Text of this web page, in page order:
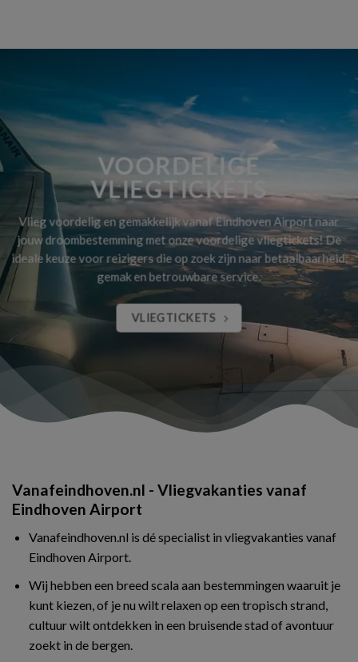
VOORDELIGE
VLIEGTICKETS
Vlieg voordelig en gemakkelijk vanaf Eindhoven Airport naar
jouw droombestemming met onze voordelige vliegtickets! De
ideale keuze voor reizigers die op zoek zijn naar betaalbaarheid,
gemak en betrouwbare service.
VLIEGTICKETS
Vanafeindhoven.nl - Vliegvakanties vanaf
Eindhoven Airport
Vanafeindhoven.nl is dé specialist in vliegvakanties vanaf
Eindhoven Airport.
Wij hebben een breed scala aan bestemmingen waaruit je
kunt kiezen, of je nu wilt relaxen op een tropisch strand,
cultuur wilt ontdekken in een bruisende stad of avontuur
zoekt in de bergen.